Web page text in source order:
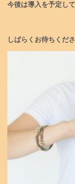
今後は導入を予定し
しばらくお待ちくださ